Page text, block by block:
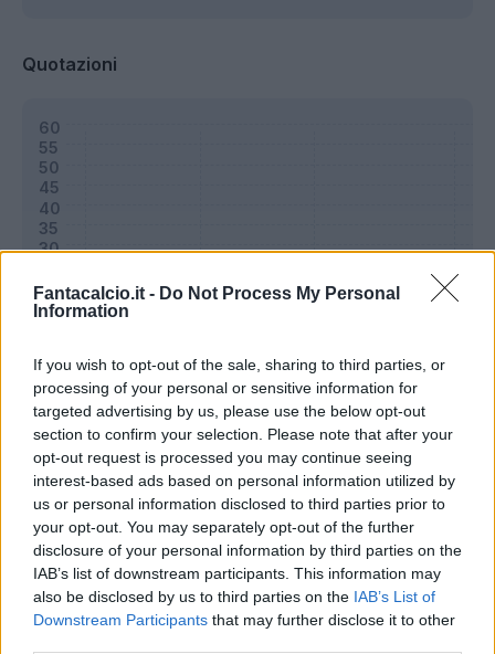
Fantacalcio.it - Do Not Process My Personal
Information
If you wish to opt-out of the sale, sharing to third parties, or
processing of your personal or sensitive information for
targeted advertising by us, please use the below opt-out
section to confirm your selection. Please note that after your
opt-out request is processed you may continue seeing
interest-based ads based on personal information utilized by
us or personal information disclosed to third parties prior to
your opt-out. You may separately opt-out of the further
disclosure of your personal information by third parties on the
IAB’s list of downstream participants. This information may
also be disclosed by us to third parties on the IAB’s List of
Downstream Participants that may further disclose it to other
Quotazioni
Classic Mantra
Riepilogo stagione
Titolare 20 - 66%
Entrato 7 - 23%
Squalificato